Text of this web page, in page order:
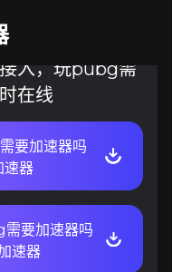
入，玩pubg需
在线
要加速器吗
器
要加速器吗
速器